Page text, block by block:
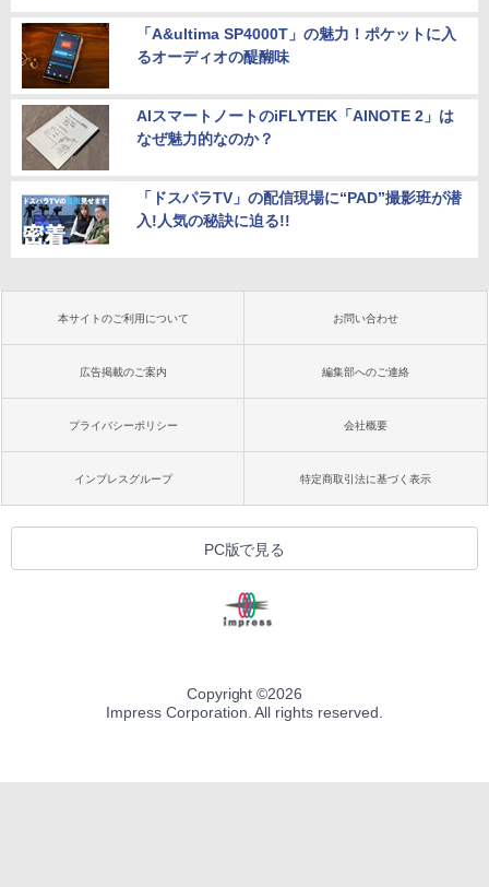
「A&ultima SP4000T」の魅力！ポケットに入
るオーディオの醍醐味
AIスマートノートのiFLYTEK「AINOTE 2」は
なぜ魅力的なのか？
「ドスパラTV」の配信現場に“PAD”撮影班が潜
入!人気の秘訣に迫る!!
本サイトのご利用について お問い合わせ
広告掲載のご案内 編集部へのご連絡
プライバシーポリシー 会社概要
インプレスグループ 特定商取引法に基づく表示
PC版で見る
Copyright ©2026
Impress Corporation. All rights reserved.